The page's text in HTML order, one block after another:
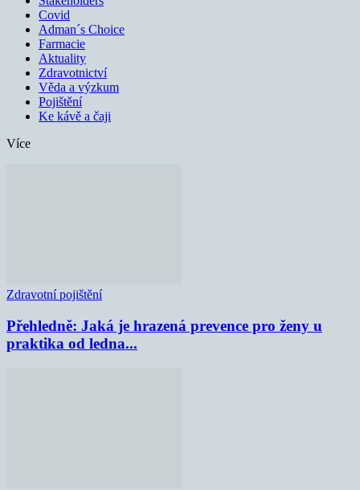
Covid
Adman´s Choice
Farmacie
Aktuality
Zdravotnictví
Věda a výzkum
Pojištění
Ke kávě a čaji
Více
Zdravotní pojištění
Přehledně: Jaká je hrazená prevence pro ženy u
praktika od ledna...